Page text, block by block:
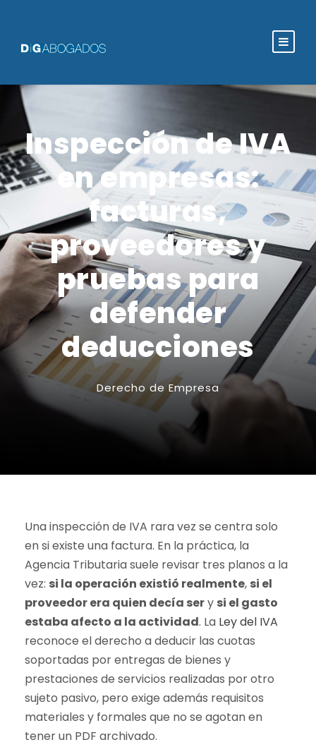
Inspección de IVA
en empresas:
facturas,
proveedores y
pruebas para
defender
deducciones
Derecho de Empresa
Una inspección de IVA rara vez se centra solo
en si existe una factura. En la práctica, la
Agencia Tributaria suele revisar tres planos a la
vez: si la operación existió realmente, si el
proveedor era quien decía sery si el gasto
estaba afecto a la actividad. La Ley del IVA
reconoce el derecho a deducir las cuotas
soportadas por entregas de bienes y
prestaciones de servicios realizadas por otro
sujeto pasivo, pero exige además requisitos
materiales y formales que no se agotan en
tener un PDF archivado.